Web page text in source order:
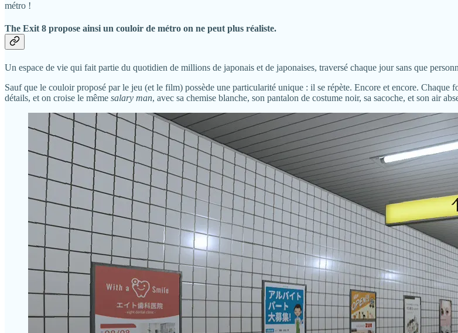
métro !
The Exit 8 propose ainsi un couloir de métro on ne peut plus réaliste.
Un espace de vie qui fait partie du quotidien de millions de japonais et de japonaises, traversé chaque jour sans que
Sauf que le couloir proposé par le jeu (et le film) possède une particularité unique : il se répète. Encore et encore. Chaque
détails, et on croise le même salary man, avec sa chemise blanche, son pantalon de costume noir, sa sacoche, et son air